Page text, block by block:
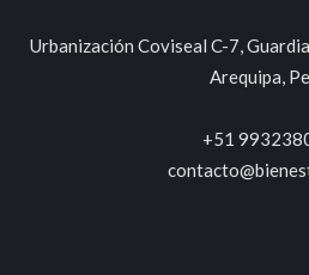
Urbanización Coviseal C-7,
Arequipa,
+51